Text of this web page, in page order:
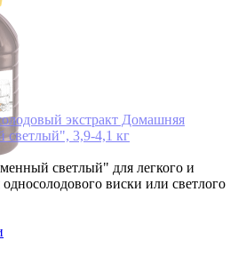
экстракт Домашняя
3,9-4,1 кг
светлый" для легкого и
виски или светлого